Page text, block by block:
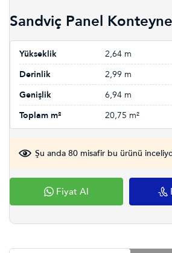
Sandviç Panel
Yükseklik
2,64 m
Derinlik
2,99 m
Genişlik
6,94 m
Toplam m²
20,75 m²
Şu anda 80 misafir bu ürünü
Fiyat Al